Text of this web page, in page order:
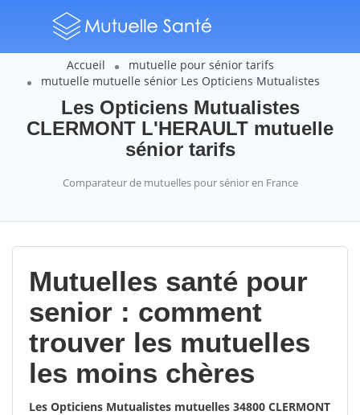
Accueil
mutuelle pour sénior tarifs
mutuelle mutuelle sénior Les Opticiens Mutualistes
Les Opticiens Mutualistes
CLERMONT L'HERAULT mutuelle
sénior tarifs
Comparateur de mutuelles pour sénior en France
Mutuelles santé pour
senior : comment
trouver les mutuelles
les moins chères
Les Opticiens Mutualistes mutuelles 34800 CLERMONT